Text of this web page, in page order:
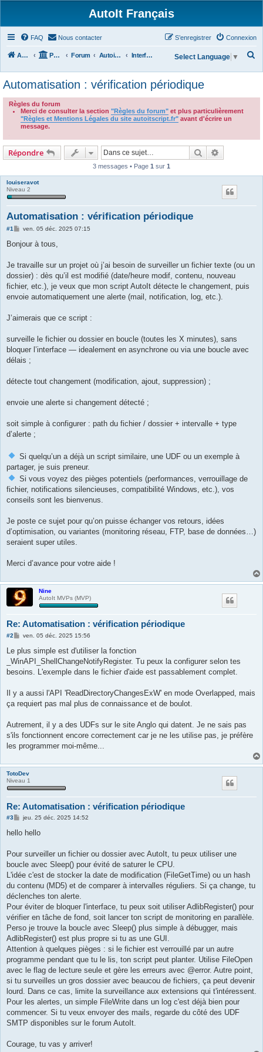
AutoIt Français
FAQ Nous contacter Connexion
S’enregistrer
Accueil Portail Forum Autoit v3 Interface Graphique Utilisateur (GUI)
h
c
Select Language ▼
Automatisation : vérification périodique
Règles du forum
Merci de consulter la section "Règles du forum" et plus particulièrement
"Règles et Mentions Légales du site autoitscript.fr" avant d'écrire un
message.
Répondre Rechercher
3 messages • Page 1 sur 1
louiseravot
Niveau 2
Automatisation : vérification périodique
#1
M
s
s
g
ven. 05 déc. 2025 07:15
Bonjour à tous,
Je travaille sur un projet où j’ai besoin de surveiller un fichier texte (ou un
dossier) : dès qu’il est modifié (date/heure modif, contenu, nouveau
fichier, etc.), je veux que mon script AutoIt détecte le changement, puis
envoie automatiquement une alerte (mail, notification, log, etc.).
J’aimerais que ce script :
surveille le fichier ou dossier en boucle (toutes les X minutes), sans
bloquer l’interface — idealement en asynchrone ou via une boucle avec
délais ;
détecte tout changement (modification, ajout, suppression) ;
envoie une alerte si changement détecté ;
soit simple à configurer : path du fichier / dossier + intervalle + type
d’alerte ;
Si quelqu’un a déjà un script similaire, une UDF ou un exemple à
partager, je suis preneur.
Si vous voyez des pièges potentiels (performances, verrouillage de
fichier, notifications silencieuses, compatibilité Windows, etc.), vos
conseils sont les bienvenus.
Je poste ce sujet pour qu’on puisse échanger vos retours, idées
d’optimisation, ou variantes (monitoring réseau, FTP, base de données…)
seraient super utiles.
Merci d’avance pour votre aide !
Nine
AutoIt MVPs (MVP)
Re: Automatisation : vérification périodique
#2
M
s
a
g
ven. 05 déc. 2025 15:56
Le plus simple est d'utiliser la fonction
_WinAPI_ShellChangeNotifyRegister. Tu peux la configurer selon tes
besoins. L'exemple dans le fichier d'aide est passablement complet.
Il y a aussi l'API 'ReadDirectoryChangesExW' en mode Overlapped, mais
ça requiert pas mal plus de connaissance et de boulot.
Autrement, il y a des UDFs sur le site Anglo qui datent. Je ne sais pas
s'ils fonctionnent encore correctement car je ne les utilise pas, je préfère
les programmer moi-même...
TotoDev
Niveau 1
Re: Automatisation : vérification périodique
#3
M
s
g
jeu. 25 déc. 2025 14:52
hello hello
Pour surveiller un fichier ou dossier avec AutoIt, tu peux utiliser une
boucle avec Sleep() pour évité de saturer le CPU.
L'idée c'est de stocker la date de modification (FileGetTime) ou un hash
du contenu (MD5) et de comparer à intervalles réguliers. Si ça change, tu
déclenches ton alerte.
Pour éviter de bloquer l'interface, tu peux soit utiliser AdlibRegister() pour
vérifier en tâche de fond, soit lancer ton script de monitoring en parallèle.
Perso je trouve la boucle avec Sleep() plus simple à débugger, mais
AdlibRegister() est plus propre si tu as une GUI.
Attention à quelques pièges : si le fichier est verrouillé par un autre
programme pendant que tu le lis, ton script peut planter. Utilise FileOpen
avec le flag de lecture seule et gère les erreurs avec @error. Autre point,
si tu surveilles un gros dossier avec beaucou de fichiers, ça peut devenir
lourd. Dans ce cas, limite la surveillance aux extensions qui t'intéressent.
Pour les alertes, un simple FileWrite dans un log c'est déjà bien pour
commencer. Si tu veux envoyer des mails, regarde du côté des UDF
SMTP disponibles sur le forum AutoIt.
Courage, tu vas y arriver!